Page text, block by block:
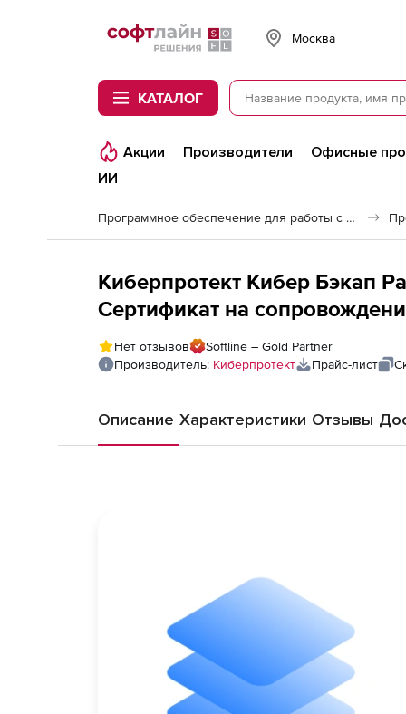
Softline
Москва
КАТАЛОГ
Акции Производители Офисные
ИИ
Программное обеспечение для работы с файлами и дисками
Киберпротект Кибер Бэкап
Сертификат на
редакция для
почтового ящика (500
Нет отзывов
Softline – Gold Partner
Производитель: Киберпротект Прайс-лист
Описание Характеристики Отзывы